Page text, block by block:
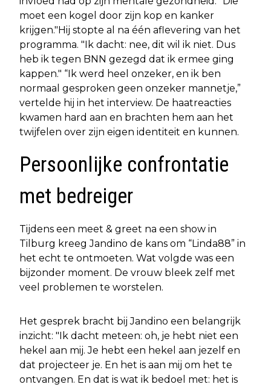
moet een kogel door zijn kop en kanker
krijgen."Hij stopte al na één aflevering van het
programma. "Ik dacht: nee, dit wil ik niet. Dus
heb ik tegen BNN gezegd dat ik ermee ging
kappen." “Ik werd heel onzeker, en ik ben
normaal gesproken geen onzeker mannetje,”
vertelde hij in het interview. De haatreacties
kwamen hard aan en brachten hem aan het
twijfelen over zijn eigen identiteit en kunnen.
Persoonlijke confrontatie
met bedreiger
Tijdens een meet & greet na een show in
Tilburg kreeg Jandino de kans om “Linda88” in
het echt te ontmoeten. Wat volgde was een
bijzonder moment. De vrouw bleek zelf met
veel problemen te worstelen.
Het gesprek bracht bij Jandino een belangrijk
inzicht: "Ik dacht meteen: oh, je hebt niet een
hekel aan mij. Je hebt een hekel aan jezelf en
dat projecteer je. En het is aan mij om het te
ontvangen. En dat is wat ik bedoel met: het is